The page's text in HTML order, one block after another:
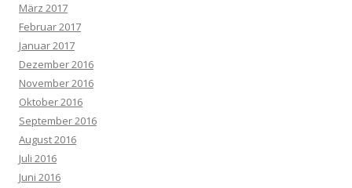
März 2017
Februar 2017
Januar 2017
Dezember 2016
November 2016
Oktober 2016
September 2016
August 2016
Juli 2016
Juni 2016